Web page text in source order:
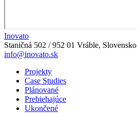
Inovato
Staničná 502 / 952 01 Vráble, Slovensko
info@inovato.sk
Projekty
Case Studies
Plánované
Prebiehajúce
Ukončené